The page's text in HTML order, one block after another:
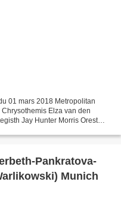
01 mars 2018 Metropolitan
Elza van den
Jay Hunter Morris Orest
Pankratova-
Munich